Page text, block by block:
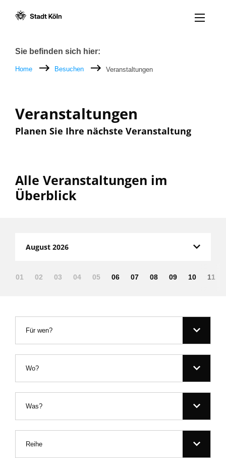
Menü
Breadcrumb
Sie befinden sich hier:
Home Besuchen Veranstaltungen
Veranstaltungen
Planen Sie Ihre nächste Veranstaltung
Alle Veranstaltungen im
Überblick
August 2026
01 02 03 04 05 06 07 08 09 10 11
Für wen?
Wo?
Was?
Reihe